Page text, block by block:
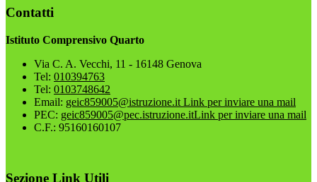
Contatti
Istituto Comprensivo Quarto
Via C. A. Vecchi, 11 - 16148 Genova
Tel: 010394763
Tel: 0103748642
Email: geic859005@istruzione.it Link per inviare una mail
PEC: geic859005@pec.istruzione.itLink per inviare una mail
C.F.: 95160160107
Sezione Link Utili